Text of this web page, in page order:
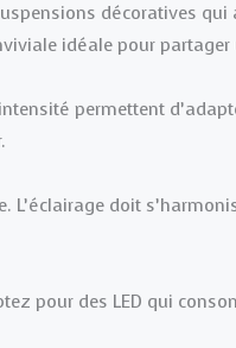
décoratives
idéale pour
permettent
L’éclairage doit
pour des LED qui